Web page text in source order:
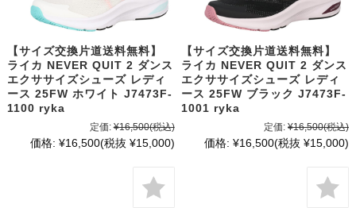
【サイズ交換片道送料無料】
ライカ NEVER QUIT 2 ダンス
エクササイズシューズ レディ
ース 25FW ホワイト J7473F-
1100 ryka
定価: ¥16,500(税込)
価格: ¥16,500(税抜 ¥15,000)
【サイズ交換片道送料無料】
ライカ NEVER QUIT 2 ダンス
エクササイズシューズ レディ
ース 25FW ブラック J7473F-
1001 ryka
定価: ¥16,500(税込)
価格: ¥16,500(税抜 ¥15,000)